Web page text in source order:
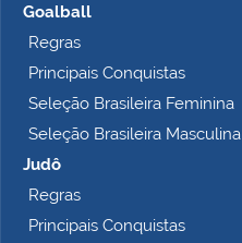
Goalball
Regras
Principais Conquistas
Seleção Brasileira Feminina
Seleção Brasileira Masculina
Judô
Regras
Principais Conquistas